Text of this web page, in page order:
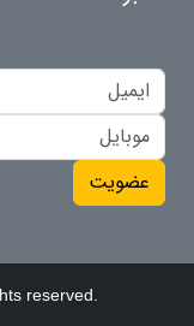
عضویت
reserved.